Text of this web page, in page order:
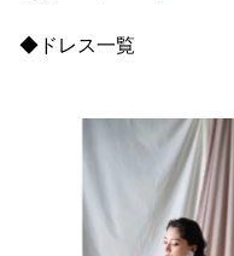
◆ドレス一覧